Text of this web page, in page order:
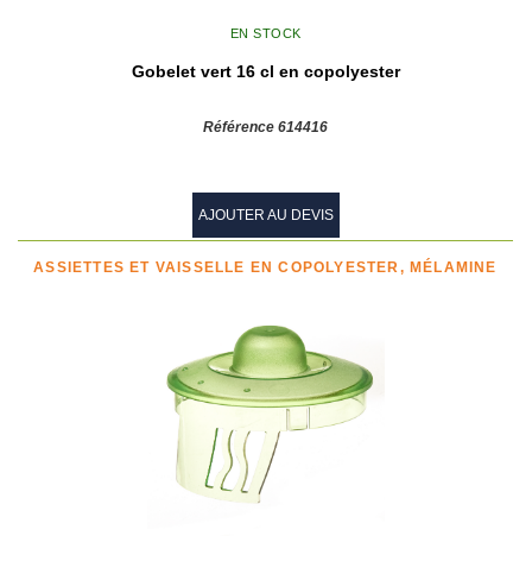
EN STOCK
Gobelet vert 16 cl en copolyester
Référence 614416
AJOUTER AU DEVIS
ASSIETTES ET VAISSELLE EN COPOLYESTER, MÉLAMINE